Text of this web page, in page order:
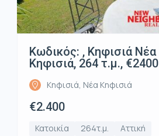
Κωδικός: , Κηφισιά Νέα
Κηφισιά, 264 τ.μ., €2400
Κηφισιά, Νέα Κηφισιά
€2.400
Κατοικία 264τ.μ. Αττική